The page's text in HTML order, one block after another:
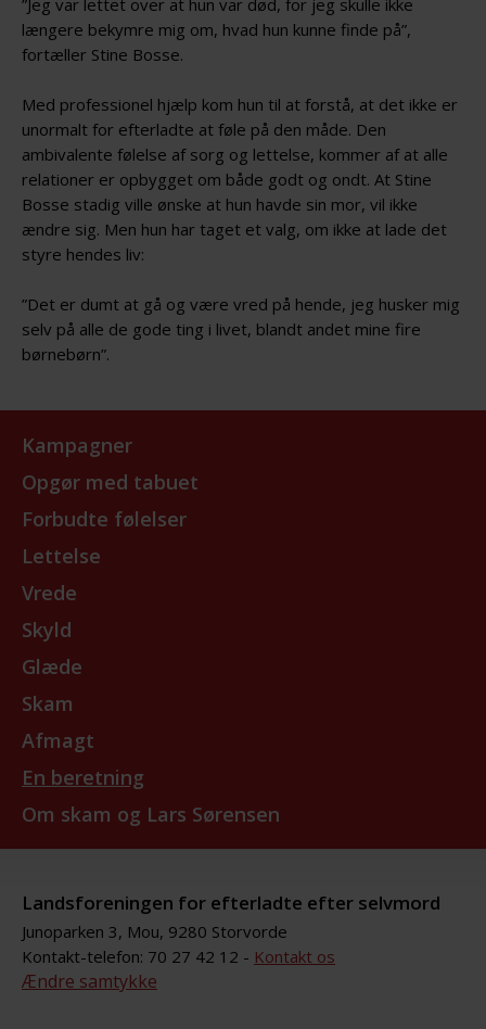
”Jeg var lettet over at hun var død, for jeg skulle ikke
længere bekymre mig om, hvad hun kunne finde på”,
fortæller Stine Bosse.
Med professionel hjælp kom hun til at forstå, at det ikke er
unormalt for efterladte at føle på den måde. Den
ambivalente følelse af sorg og lettelse, kommer af at alle
relationer er opbygget om både godt og ondt. At Stine
Bosse stadig ville ønske at hun havde sin mor, vil ikke
ændre sig. Men hun har taget et valg, om ikke at lade det
styre hendes liv:
”Det er dumt at gå og være vred på hende, jeg husker mig
selv på alle de gode ting i livet, blandt andet mine fire
børnebørn”.
Kampagner
Opgør med tabuet
Forbudte følelser
Lettelse
Vrede
Skyld
Glæde
Skam
Afmagt
En beretning
Om skam og Lars Sørensen
Landsforeningen for efterladte efter selvmord
Junoparken 3, Mou, 9280 Storvorde
Kontakt-telefon: 70 27 42 12 - Kontakt os
Ændre samtykke